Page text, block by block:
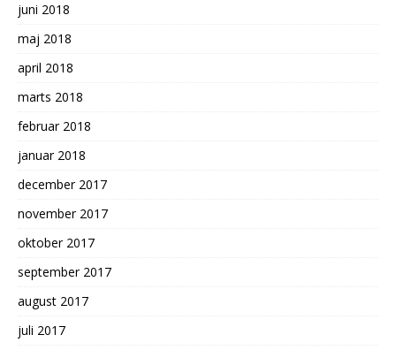
juni 2018
maj 2018
april 2018
marts 2018
februar 2018
januar 2018
december 2017
november 2017
oktober 2017
september 2017
august 2017
juli 2017